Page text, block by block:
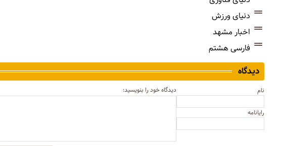
دنیای ورزش
اخبار مشهد
فارسی هشتم
دیدگاه
نام
رایانامه
دیدگاه خود را بنویسید: